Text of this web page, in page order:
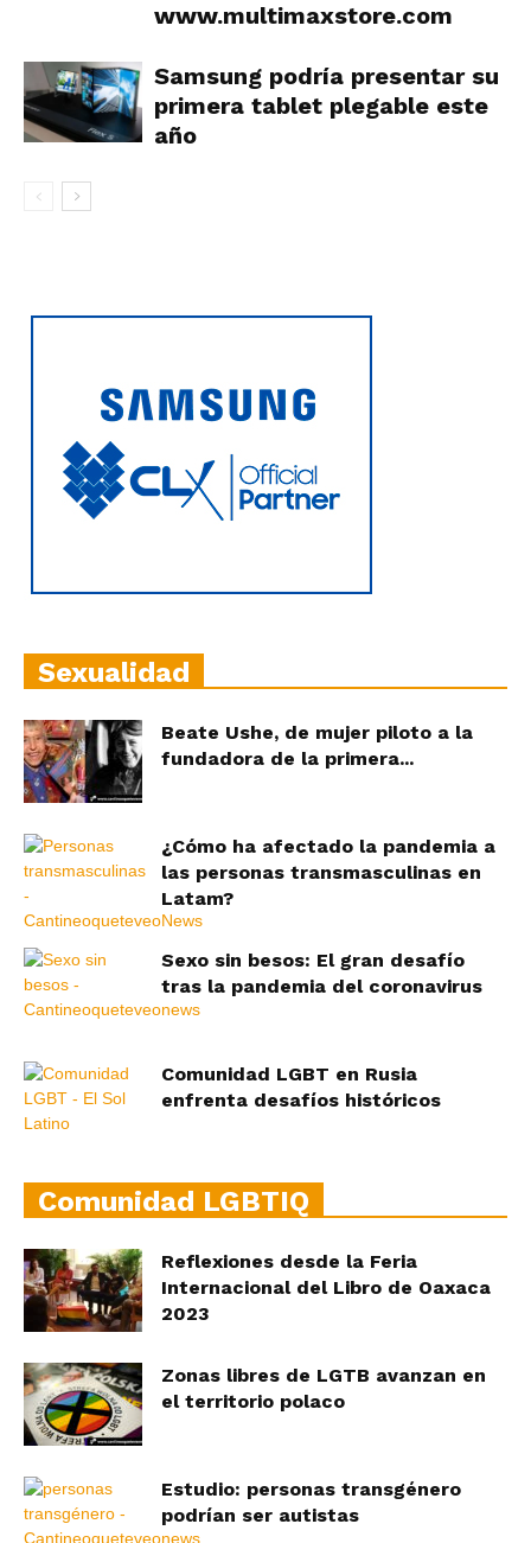
www.multimaxstore.com
Samsung podría presentar su
primera tablet plegable este
año
Sexualidad
Beate Ushe, de mujer piloto a la
fundadora de la primera...
¿Cómo ha afectado la pandemia a
las personas transmasculinas en
Latam?
Sexo sin besos: El gran desafío
tras la pandemia del coronavirus
Comunidad LGBT en Rusia
enfrenta desafíos históricos
Comunidad LGBTIQ
Reflexiones desde la Feria
Internacional del Libro de Oaxaca
2023
Zonas libres de LGTB avanzan en
el territorio polaco
Estudio: personas transgénero
podrían ser autistas